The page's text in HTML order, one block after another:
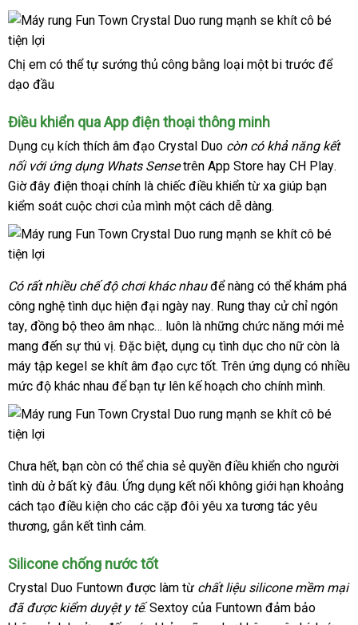
Chị em nhận
hàng
có thể tự sướng thủ công bằng loại một bi trước Mỹ
để
dạo đầu
Điều khiển qua App điện thoại thông minh
Dụng cụ kích thích âm đạo Crystal Duo còn có khả năng kết
nối tiki
với ứng dụng Whats Sensetrên App Store hay CH Play.
Giờ đây điện thoại chính là chiếc điều khiển từ xa giúp bạn
kiểm soát cuộc chơi online
của mình một cách dễ dàng.
Có ở
đâu
uy
tín
rất nhiều chế độ chơi khác nhautổng
hợp
để nàng link
web
có thể khám phá
công nghệ tình dục hiện đại ngày naythanh
toán
. Rung thay cử chỉ ngón
taytham
khảo
, đồng bộ theo âm nhạc… luôn là đánh
giá
những chức năng mới mẻ
mang đến sự thú vịkho
hàng
. thảo
luận
Đặc biệt, dụng cụ tình dục cho nữ còn là
máy tập kegel se khít âm đạo cực tốtsản
xuất
. đại
lý
Trên ứng dụng có nhiều
mức độ khác nhau tổng
hợp
để bạn tự lên kế hoạch cho chính mình.
Chưa hếtĐài
Loan
, bạn còn thanh
toán
có thể chia sẻ quyền điều khiển cho người
tình chiết
khấu
dù ở bất kỳ đâuhỗ
trợ
. Ứng dụng kết nối không giới hạn khoảng
cách tạo điều kiện cho đặt
mua
các cặp đôi yêu xa tương tác yêu
thươngan
, gắn kết tình cảm.
Silicone chống nước tốt
Crystal Duo Funtown ăn
trộm
được làm từ chất liệu silicone mềm mại
mới
đã amazon
được kiểm duyệt y tếgiá
. Sextoy showroom
của Funtown đảm bảo